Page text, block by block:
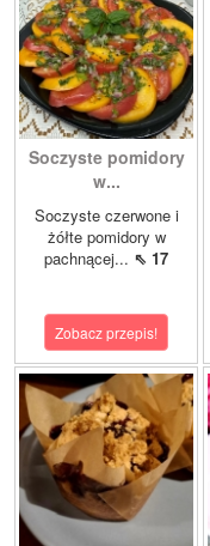
Soczyste pomidory
w...
Soczyste czerwone i
żółte pomidory w
pachnącej... ⇖ 17
Zobacz przepis!